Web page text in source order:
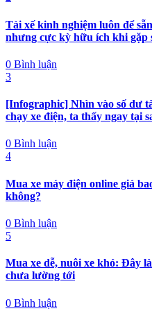
Tài xế kinh nghiệm luôn để
nhưng cực kỳ hữu ích khi gặp
0 Bình luận
3
[Infographic] Nhìn vào số dư
chạy xe điện, ta thấy ngay tại
0 Bình luận
4
Mua xe máy điện online giá
không?
0 Bình luận
5
Mua xe dễ, nuôi xe khó: Đây
chưa lường tới
0 Bình luận